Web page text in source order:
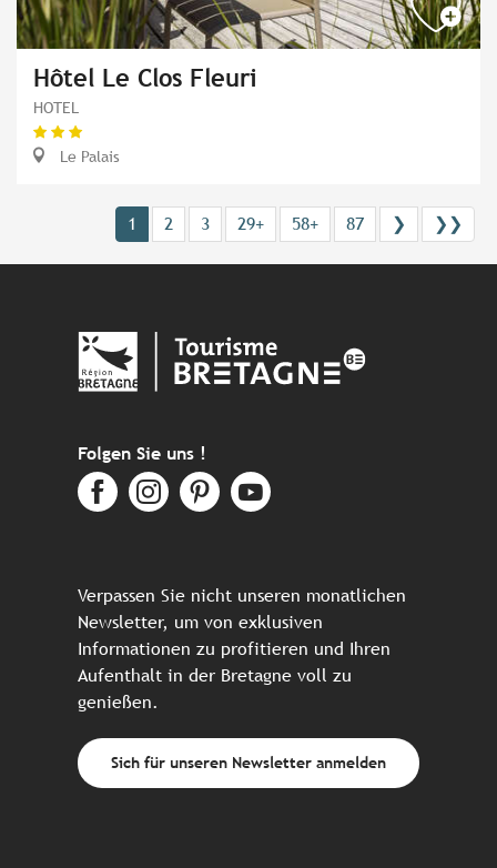
Hôtel Le Clos Fleuri
HOTEL
Le Palais
1 2 3 29+ 58+ 87 ❯ ❯❯
Folgen Sie uns !
Verpassen Sie nicht unseren monatlichen
Newsletter, um von exklusiven
Informationen zu profitieren und Ihren
Aufenthalt in der Bretagne voll zu
genießen.
Sich für unseren Newsletter anmelden